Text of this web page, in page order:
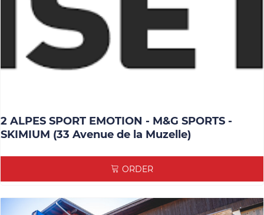
2 ALPES SPORT EMOTION - M&G SPORTS -
SKIMIUM (33 Avenue de la Muzelle)
ORDER